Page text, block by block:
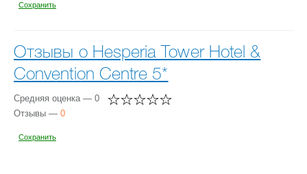
Сохранить
Отзывы о Hesperia Tower Hotel &
Convention Centre 5*
Средняя оценка — 0
Отзывы — 0
Сохранить